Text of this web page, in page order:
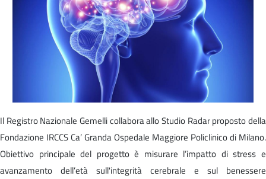
Il Registro Nazionale Gemelli collabora allo Studio Radar proposto della
Fondazione IRCCS Ca’ Granda Ospedale Maggiore Policlinico di Milano.
Obiettivo principale del progetto è misurare l’impatto di stress e
avanzamento dell’età sull'integrità cerebrale e sul benessere